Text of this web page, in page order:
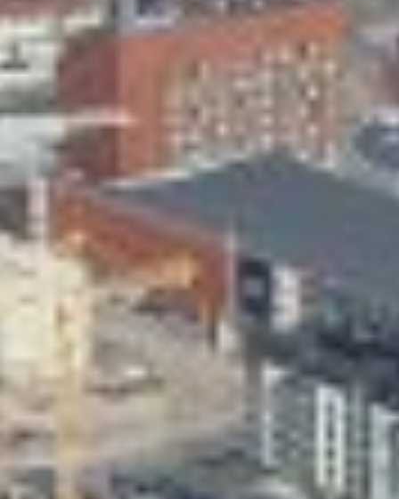
Skeittihalli
Varhaiskasvatus
Ateria- ja välipalamaksut
Mämminiemi
Taideapteekki
Kirjasto
Valon Kaupunki
Lasten Lysti & LystiKylä-festivaali